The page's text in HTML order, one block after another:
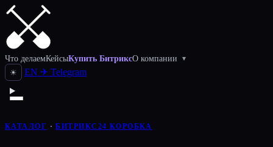
Что делаемКейсыКупить БитриксО компании ▾
☀ EN ✈ Telegram
КАТАЛОГ ·БИТРИКС24 КОРОБКА